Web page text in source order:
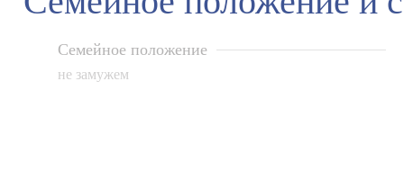
Семейное положение
не замужем